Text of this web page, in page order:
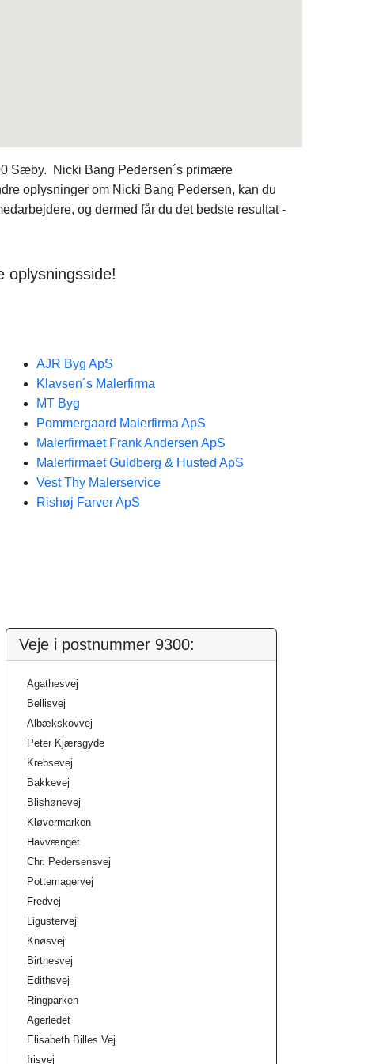
Sæby. Nicki Bang Pedersen´s primære
oplysninger om Nicki Bang Pedersen, kan du
og dermed får du det bedste resultat -
oplysningsside!
AJR Byg ApS
Klavsen´s Malerfirma
MT Byg
Pommergaard Malerfirma ApS
Malerfirmaet Frank Andersen ApS
Malerfirmaet Guldberg & Husted ApS
Vest Thy Malerservice
Rishøj Farver ApS
Veje i postnummer 9300:
Agathesvej
Bellisvej
Albækskovvej
Peter Kjærsgyde
Krebsevej
Bakkevej
Blishønevej
Kløvermarken
Havvænget
Chr. Pedersensvej
Pottemagervej
Fredvej
Ligustervej
Knøsvej
Birthesvej
Edithsvej
Ringparken
Agerledet
Elisabeth Billes Vej
Irisvej